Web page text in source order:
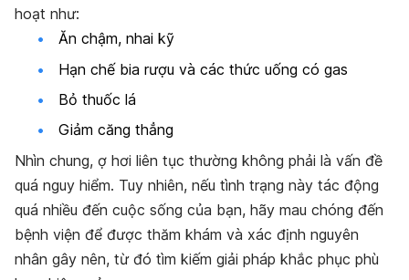
hoạt như:
Ăn chậm, nhai kỹ
Hạn chế bia rượu và các thức uống có gas
Bỏ thuốc lá
Giảm căng thẳng
Nhìn chung, ợ hơi liên tục thường không phải là vấn đề
quá nguy hiểm. Tuy nhiên, nếu tình trạng này tác động
quá nhiều đến cuộc sống của bạn, hãy mau chóng đến
bệnh viện để được thăm khám và xác định nguyên
nhân gây nên, từ đó tìm kiếm giải pháp khắc phục phù